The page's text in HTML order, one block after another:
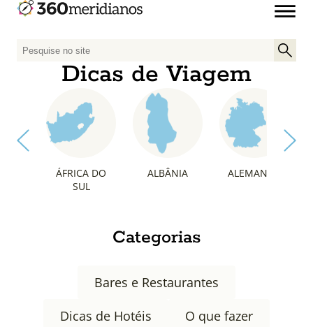
P
s
Dicas de Viagem
ÁFRICA DO
SUL
ALBÂNIA ALEMANHA
Categorias
Bares e Restaurantes
Dicas de Hotéis
O que fazer